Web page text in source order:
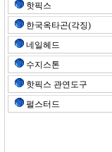
핫픽스
한국옥타곤(각징)
네일헤드
수지스톤
핫픽스 관연도구
펄스터드